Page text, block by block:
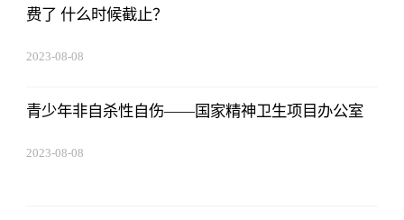
费了 什么时候截止？
2023-08-08
青少年非自杀性自伤——国家精神卫生项目办公室
2023-08-08